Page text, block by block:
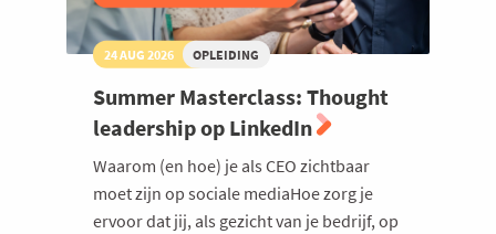
24 AUG 2026 OPLEIDING
Summer Masterclass: Thought
leadership op LinkedIn
Waarom (en hoe) je als CEO zichtbaar
moet zijn op sociale mediaHoe zorg je
ervoor dat jij, als gezicht van je bedrijf, op